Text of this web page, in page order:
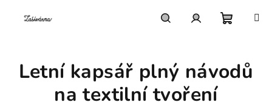
košík
Letní kapsář plný návodů
na textilní tvoření